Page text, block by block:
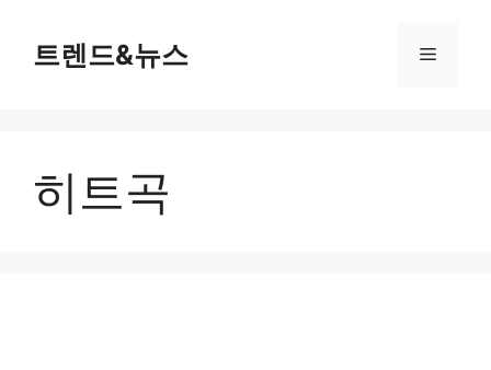
트렌드&뉴스 메
히트곡